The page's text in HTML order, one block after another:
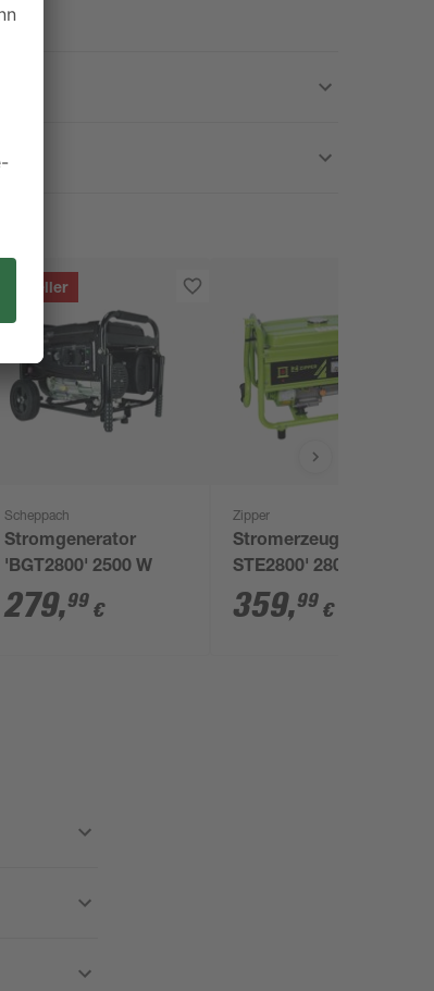
Bestseller
Scheppach
Stromgenerator
'BGT2800' 2500 W
279,99 €
Zipper
Stromerzeuger 'ZI-
STE2800' 2800 W
359,99 €